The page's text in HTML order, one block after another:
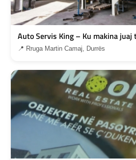
Auto Servis King – Ku makina
📍 Rruga Martin Camaj, Durrës